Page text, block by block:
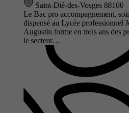
Saint-Dié-des-Vosges 88100
Le Bac pro accompagnement,
dispensé au Lycée professionnel
Augustin forme en trois ans des
le secteur…